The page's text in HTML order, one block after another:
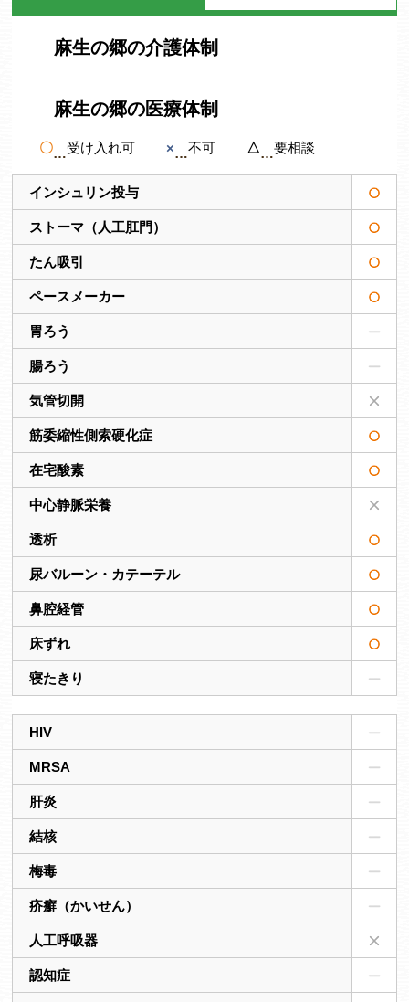
麻生の郷の介護体制
麻生の郷の医療体制
〇 受け入れ可 × 不可 △ 要相談
インシュリン投与
ストーマ（人工肛門）
たん吸引
ペースメーカー
胃ろう
腸ろう
気管切開
筋委縮性側索硬化症
在宅酸素
中心静脈栄養
透析
尿バルーン・カテーテル
鼻腔経管
床ずれ
寝たきり
HIV
MRSA
肝炎
結核
梅毒
疥癬（かいせん）
人工呼吸器
認知症